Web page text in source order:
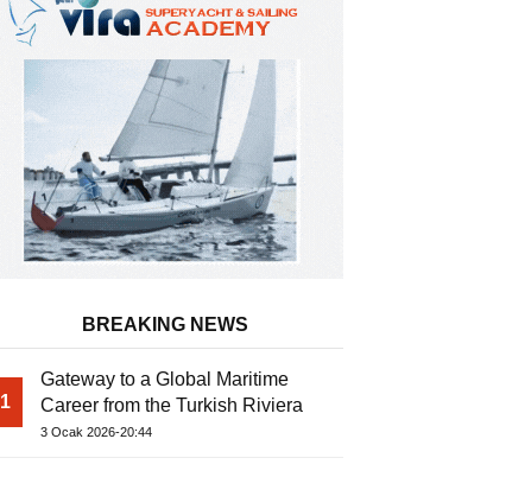
Solemates
BREAKING NEWS
1
Gateway to a Global Maritime
Career from the Turkish Riviera
3 Ocak 2026-20:44